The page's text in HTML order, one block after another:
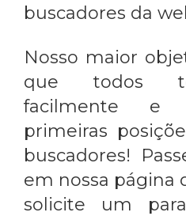
buscadores da
Nosso maior
que todos
facilmente e
primeiras
buscadores!
em nossa página
solicite um